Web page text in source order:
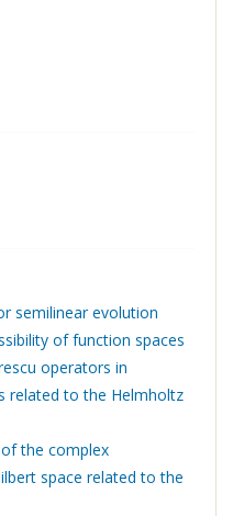
semilinear evolution
of function spaces
operators in
related to the Helmholtz
the complex
space related to the